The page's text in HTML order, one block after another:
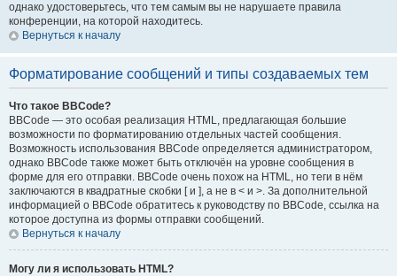
однако удостоверьтесь, что тем самым вы не нарушаете правила
конференции, на которой находитесь.
Вернуться к началу
Форматирование сообщений и типы создаваемых тем
Что такое BBCode?
BBCode — это особая реализация HTML, предлагающая большие
возможности по форматированию отдельных частей сообщения.
Возможность использования BBCode определяется администратором,
однако BBCode также может быть отключён на уровне сообщения в
форме для его отправки. BBCode очень похож на HTML, но теги в нём
заключаются в квадратные скобки [ и ], а не в < и >. За дополнительной
информацией о BBCode обратитесь к руководству по BBCode, ссылка на
которое доступна из формы отправки сообщений.
Вернуться к началу
Могу ли я использовать HTML?